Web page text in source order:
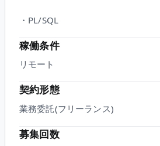
・PL/SQL
稼働条件
リモート
契約形態
業務委託(フリーランス)
募集回数